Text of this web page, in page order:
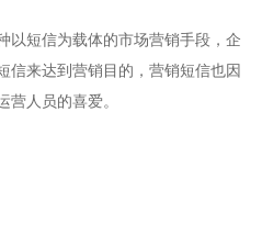
以短信为载体的市场营销手段，企
信来达到营销目的，营销短信也因
人员的喜爱。